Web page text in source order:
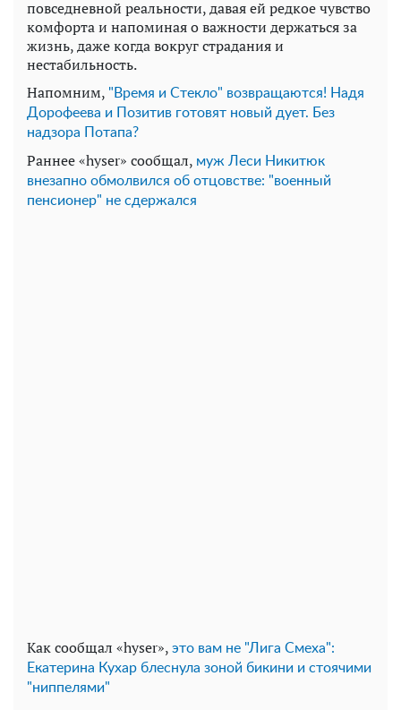
повседневной реальности, давая ей редкое чувство
комфорта и напоминая о важности держаться за
жизнь, даже когда вокруг страдания и
нестабильность.
Напомним, "Время и Стекло" возвращаются! Надя
Дорофеева и Позитив готовят новый дует. Без
надзора Потапа?
Раннее «hyser» сообщал, муж Леси Никитюк
внезапно обмолвился об отцовстве: "военный
пенсионер" не сдержался
Как сообщал «hyser», это вам не "Лига Смеха":
Екатерина Кухар блеснула зоной бикини и стоячими
"ниппелями"